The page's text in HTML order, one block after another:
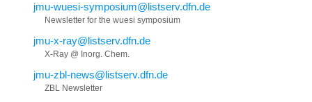
jmu-wuesi-symposium@listserv.dfn.de
Newsletter for the wuesi symposium
jmu-x-ray@listserv.dfn.de
X-Ray @ Inorg. Chem.
jmu-zbl-news@listserv.dfn.de
ZBL Newsletter